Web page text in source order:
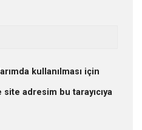
kullanılması için
adresim bu tarayıcıya